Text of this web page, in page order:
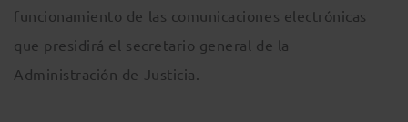
funcionamiento de las comunicaciones electrónicas
que presidirá el secretario general de la
Administración de Justicia.